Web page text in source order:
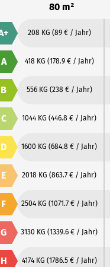
80 m²
208 KG (89 € / Jahr)
A 418 KG (178.9 € / Jahr)
B 556 KG (238 € / Jahr)
C 1044 KG (446.8 € / Jahr)
D 1600 KG (684.8 € / Jahr)
E 2018 KG (863.7 € / Jahr)
F 2504 KG (1071.7 € / Jahr)
G 3130 KG (1339.6 € / Jahr)
H 4174 KG (1786.5 € / Jahr)